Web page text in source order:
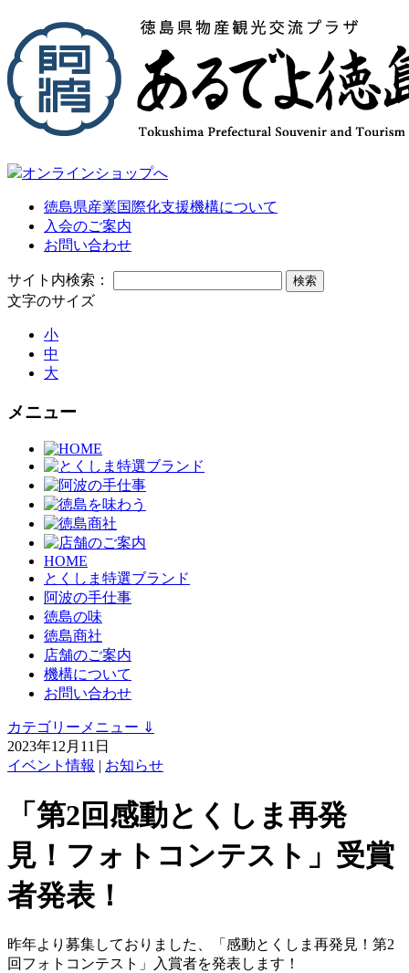
オンラインショップへ
徳島県産業国際化支援機構について
入会のご案内
お問い合わせ
サイト内検索：
文字のサイズ
小
中
大
メニュー
HOME
とくしま特選ブランド
阿波の手仕事
徳島の味
徳島商社
店舗のご案内
機構について
お問い合わせ
カテゴリーメニュー ⇓
2023年12月11日
イベント情報 | お知らせ
「第2回感動とくしま再発
見！フォトコンテスト」受賞
者発表！
昨年より募集しておりました、「感動とくしま再発見！第2
回フォトコンテスト」入賞者を発表します！